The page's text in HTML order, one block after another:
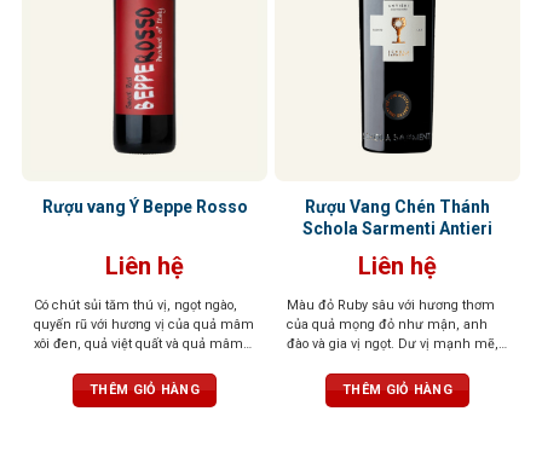
Rượu vang Ý Beppe Rosso
Liên hệ
Có chút sủi tăm thú vị, ngọt ngào,
quyến rũ với hương vị của quả mâm
xôi đen, quả việt quất và quả mâm
THÊM GIỎ HÀNG
Rượu Vang Chén Thánh
Schola Sarmenti Antieri
Liên hệ
Màu đỏ Ruby sâu với hương thơm
của quả mọng đỏ như mận, anh
đào và gia vị ngọt. Dư vị mạnh mẽ,
dẻo dai trên vòm miệng
THÊM GIỎ HÀNG